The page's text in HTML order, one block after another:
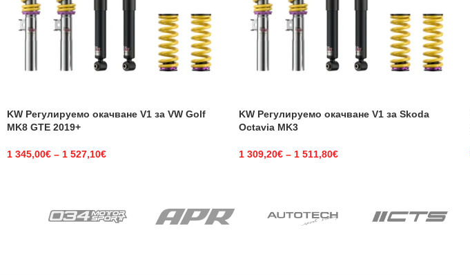
KW Регулируемо окачване V1 за VW Golf
MK8 GTE 2019+
1 345,00€ – 1 527,10€
KW Регулируемо окачване V1 за Skoda
Octavia MK3
1 309,20€ – 1 511,80€